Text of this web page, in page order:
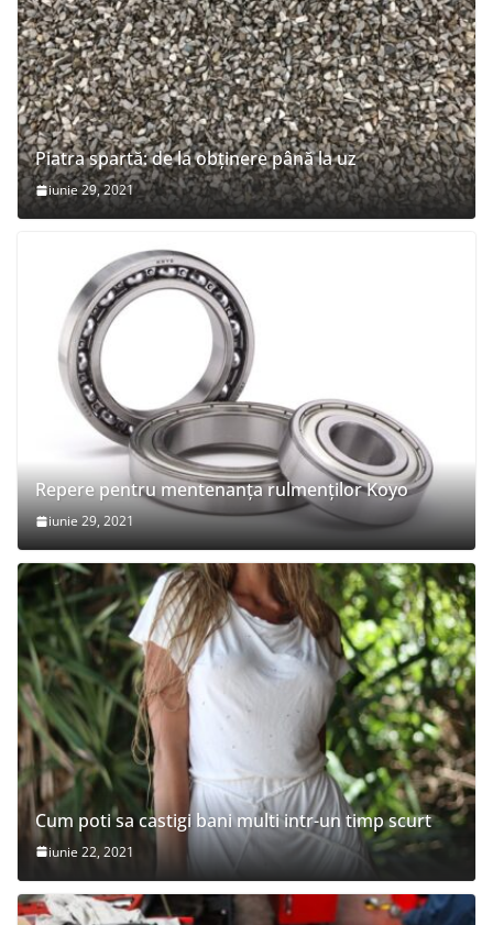
Piatra spartă: de la obținere până la uz
iunie 29, 2021
Repere pentru mentenanța rulmenților Koyo
iunie 29, 2021
Cum poti sa castigi bani multi intr-un timp scurt
iunie 22, 2021